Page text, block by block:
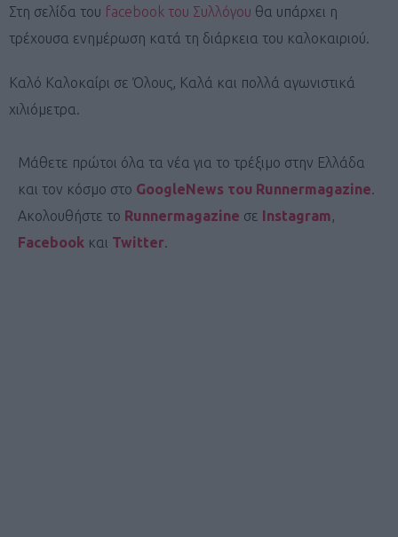
Στη σελίδα του facebook του Συλλόγου θα υπάρχει η
τρέχουσα ενημέρωση κατά τη διάρκεια του καλοκαιριού.
Καλό Καλοκαίρι σε Όλους, Καλά και πολλά αγωνιστικά
χιλιόμετρα.
Μάθετε πρώτοι όλα τα νέα για το τρέξιμο στην Ελλάδα
και τον κόσμο στο GoogleNews του Runnermagazine.
Ακολουθήστε το Runnermagazine σε Instagram,
Facebook και Twitter.